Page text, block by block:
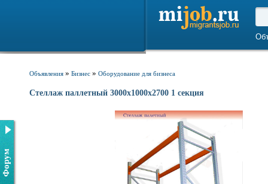
Форум
Объявления » Бизнес » Оборудование для бизнеса
Стеллаж паллетный 3000х1000х2700 1 секция